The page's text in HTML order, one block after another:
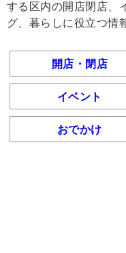
する区内の開店閉店、
グ、暮らしに役立つ情
開店・閉店
イベント
おでかけ